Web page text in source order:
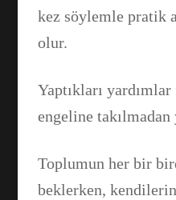
kez söylemle pratik
olur.
Yaptıkları
engeline takılmadan
Toplumun her bir
beklerken,